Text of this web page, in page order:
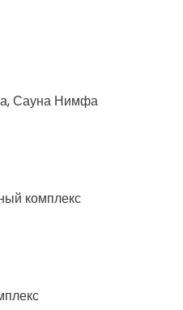
Сауна Нимфа
комплекс